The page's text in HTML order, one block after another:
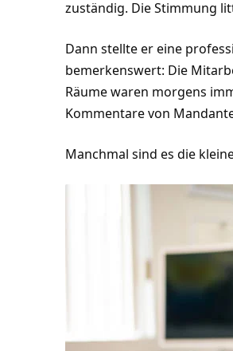
zuständig. Die Stimmung
Dann stellte er eine
bemerkenswert: Die
Räume waren morgens
Kommentare von
Manchmal sind es die